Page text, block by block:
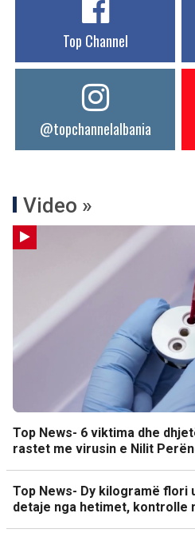
Top Channel
@topchannelalbania
Video »
Top News- 6 viktima dhe
rastet me virusin e Nilit
Top News- Dy kilogramë flori
detaje nga hetimet, kontrolle